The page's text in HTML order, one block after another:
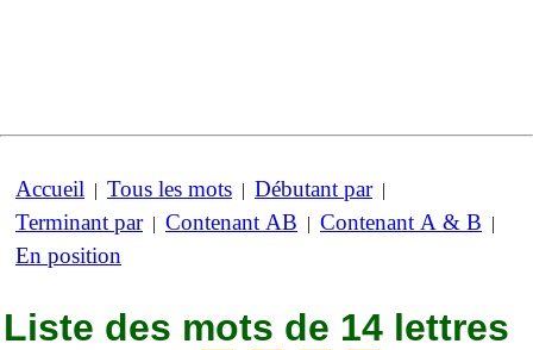
Accueil | Tous les mots | Débutant par|
Terminant par| Contenant AB | Contenant A & B |
En position
Liste des mots de 14 lettres